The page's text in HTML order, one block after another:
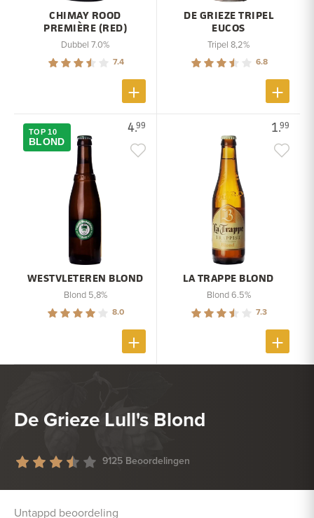
CHIMAY ROOD
PREMIÈRE (RED)
Dubbel 7.0%
7.4
DE GRIEZE TRIPEL
EUCOS
Tripel 8,2%
6.8
4.99
TOP 10
BLOND
WESTVLETEREN BLOND
Blond 5,8%
8.0
1.99
LA TRAPPE BLOND
Blond 6.5%
7.3
De Grieze Lull's Blond
9125 Beoordelingen
Untappd beoordeling